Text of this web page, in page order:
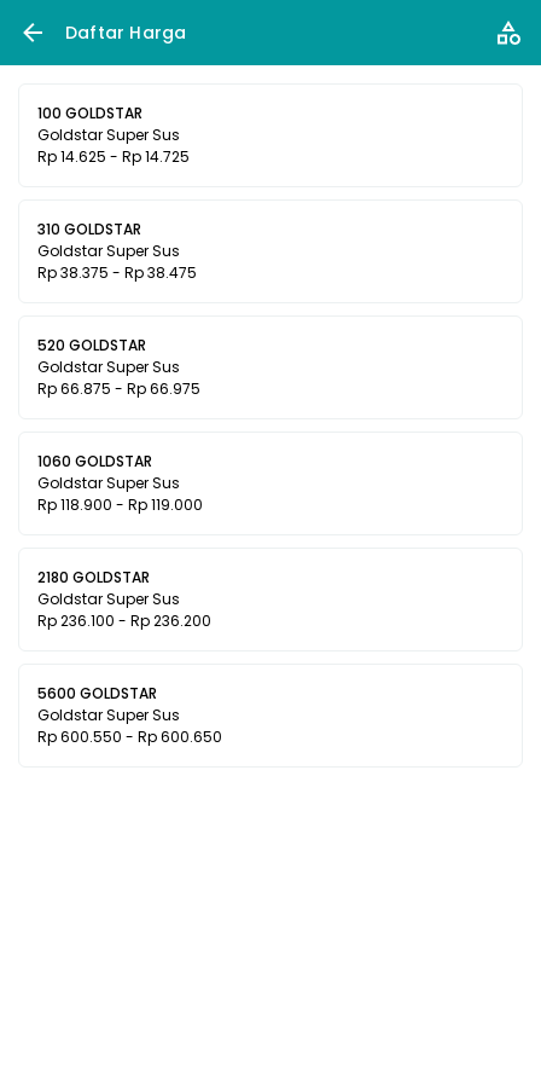
Daftar Harga
100 GOLDSTAR
Goldstar Super Sus
Rp 14.625 - Rp 14.725
310 GOLDSTAR
Goldstar Super Sus
Rp 38.375 - Rp 38.475
520 GOLDSTAR
Goldstar Super Sus
Rp 66.875 - Rp 66.975
1060 GOLDSTAR
Goldstar Super Sus
Rp 118.900 - Rp 119.000
2180 GOLDSTAR
Goldstar Super Sus
Rp 236.100 - Rp 236.200
5600 GOLDSTAR
Goldstar Super Sus
Rp 600.550 - Rp 600.650